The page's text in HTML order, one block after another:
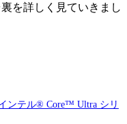
を詳しく見ていきまし
ンテル® Core™ Ultra シリ